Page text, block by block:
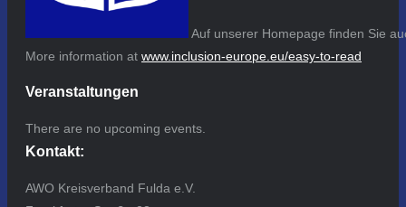
Auf unserer Homepage finden Sie
More information at www.inclusion-europe.eu/easy-to-read
Veranstaltungen
There are no upcoming events.
Kontakt:
AWO Kreisverband Fulda e.V.